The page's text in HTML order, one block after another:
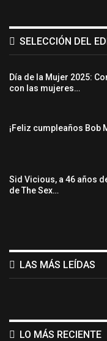
SELECCIÓN DEL
Día de la Mujer 2025:
con las mujeres…
¡Feliz cumpleaños Bob
Sid Vicious, a 46 años
de The Sex…
LAS MÁS LEÍDAS
LO MÁS RECIENTE